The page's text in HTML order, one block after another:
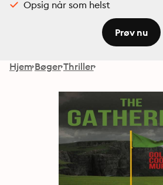
Opsig når som helst
Prøv nu
Hjem Bøger Thriller